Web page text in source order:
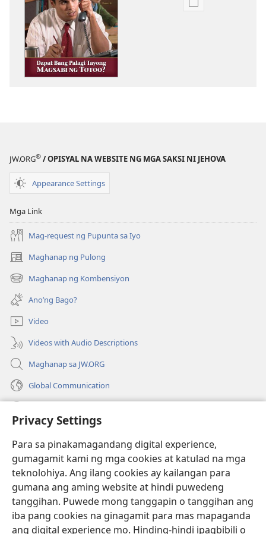
Privacy Settings
Para sa pinakamagandang digital experience,
gumagamit kami ng mga cookies at katulad na mga
teknolohiya. Ang ilang cookies ay kailangan para
gumana ang aming website at hindi puwedeng
tanggihan. Puwede mong tanggapin o tanggihan ang
iba pang cookies na ginagamit para mas mapaganda
ang digital experience mo. Hinding-hindi ipagbibili o
Opsiyon
SA
2007
JW.ORG® / OPISYAL NA WEBSITE NG MGA SAKSI NI JEHOVA
Appearance Settings
Mga Link
Mag-request ng Pupunta sa Iyo
Maghanap ng Pulong
(may
bubukas
na
bagong
window)
Maghanap ng Kombensiyon
(may
bubukas
na
bagong
window)
Ano’ng Bago?
Video
Videos with Audio Descriptions
Maghanap sa JW.ORG
Global Communication
(may
na
bagong
window)
Watchtower ONLINE LIBRARY™
(may
bubukas
na
bagong
window)
JW Hub ®
(may
bubukas
JW Library ®